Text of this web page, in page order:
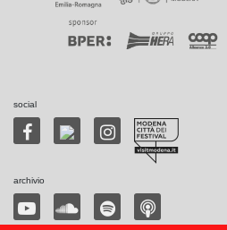
social
archivio